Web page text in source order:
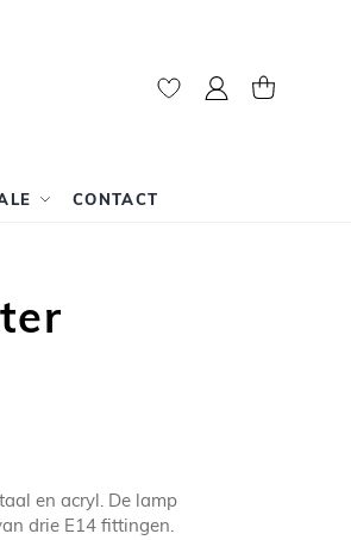
Mijn account
CONTACT
en acryl. De lamp
drie E14 fittingen.